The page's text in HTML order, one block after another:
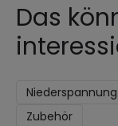
Das
Niederspannung
Zubehör